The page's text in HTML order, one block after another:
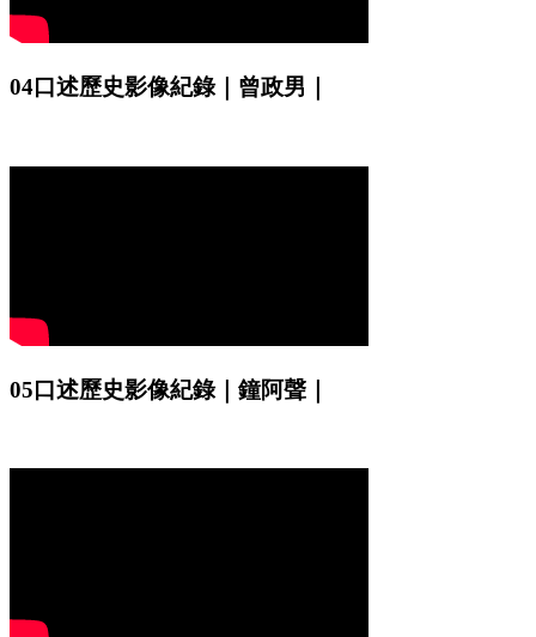
04口述歷史影像紀錄｜曾政男｜
05口述歷史影像紀錄｜鐘阿聲｜